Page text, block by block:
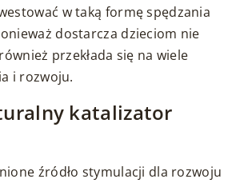
w taką formę spędzania
dostarcza dzieciom nie
przekłada się na wiele
i rozwoju.
katalizator
źródło stymulacji dla rozwoju